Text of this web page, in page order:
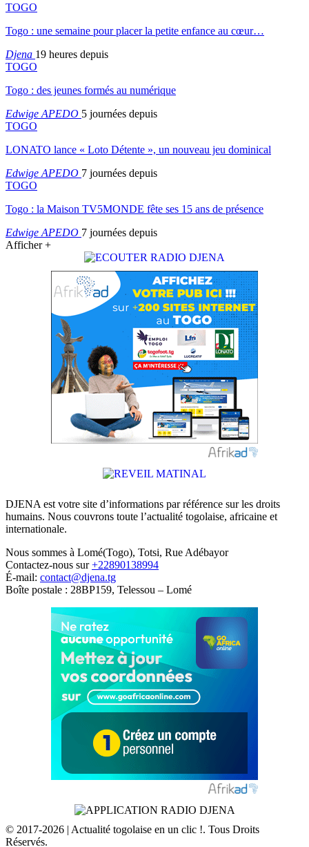
TOGO
Togo : une semaine pour placer la petite enfance au cœur…
Djena 19 heures depuis
TOGO
Togo : des jeunes formés au numérique
Edwige APEDO 5 journées depuis
TOGO
LONATO lance « Loto Détente », un nouveau jeu dominical
Edwige APEDO 7 journées depuis
TOGO
Togo : la Maison TV5MONDE fête ses 15 ans de présence
Edwige APEDO 7 journées depuis
Afficher +
DJENA est votre site d’informations par référence sur les droits
humains. Nous couvrons toute l’actualité togolaise, africaine et
internationale.
Nous sommes à Lomé(Togo), Totsi, Rue Adébayor
Contactez-nous sur+22890138994
É-mail: contact@djena.tg
Boîte postale : 28BP159, Telessou – Lomé
© 2017-2026 | Actualité togolaise en un clic !. Tous Droits
Réservés.